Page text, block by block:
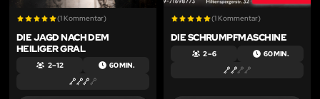
(1 Kommentar)
DIE JAGD NACH DEM
HEILIGER GRAL
2 – 12 60 MIN.
(1 Kommentar)
DIE SCHRUMPFMASCHINE
2 – 6 60 MIN.